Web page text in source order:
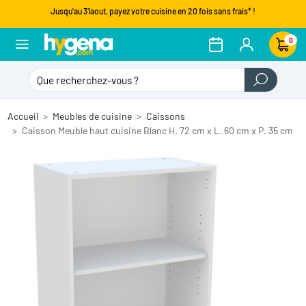
Jusqu'au 31aout, payez votre cuisine en 20 fois sans frais* !
0
Accueil Meubles de cuisine
Caissons
Caisson Meuble haut cuisine Blanc H. 72 cm x L. 60 cm x P. 35 cm